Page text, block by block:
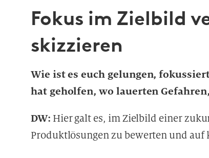
Fokus im Zielbild
skizzieren
Wie ist es euch gelungen,
hat geholfen, wo lauerten
DW: Hier galt es, im Zielbild einer
Produktlösungen zu bewerten und